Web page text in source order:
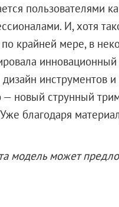
пользователями
И, хотя
крайней мере, в
инструментов
новый струнный
благодаря
модель может